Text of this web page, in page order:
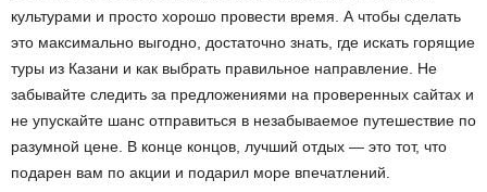
культурами и просто хорошо провести время. А чтобы сделать
это максимально выгодно, достаточно знать, где искать горящие
туры из Казани и как выбрать правильное направление. Не
забывайте следить за предложениями на проверенных сайтах и
не упускайте шанс отправиться в незабываемое путешествие по
разумной цене. В конце концов, лучший отдых — это тот, что
подарен вам по акции и подарил море впечатлений.